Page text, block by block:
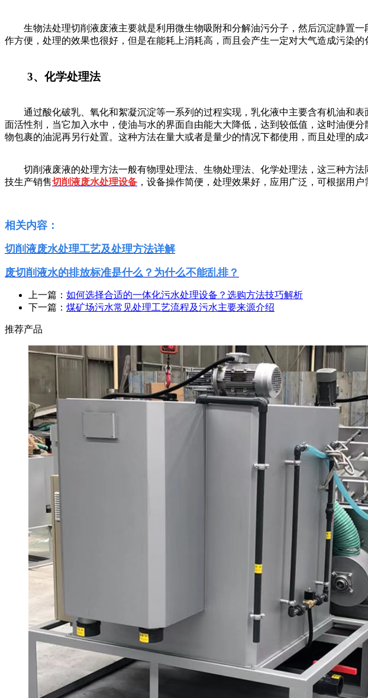
生物法处理切削液废液主要就是利用微生物吸附和分解油污分子，然后沉淀静置一
作方便，处理的效果也很好，但是在能耗上消耗高，而且会产生一定对大气造成污染
3、化学处理法
通过酸化破乳、氧化和絮凝沉淀等一系列的过程实现，乳化液中主要含有机油和表
面活性剂，当它加入水中，使油与水的界面自由能大大降低，达到较低值，这时油便
物包裹的油泥再另行处置。这种方法在量大或者是量少的情况下都使用，而且处理的
切削液废液的处理方法一般有物理处理法、生物处理法、化学处理法，这三种方法
技生产销售切削液废水处理设备 ，设备操作简便，处理效果好，应用广泛，可根据用
相关内容：
切削液废水处理工艺及处理方法详解
废切削液水的排放标准是什么？为什么不能乱排？
上一篇： 如何选择合适的一体化污水处理设备？选购方法技巧解析
下一篇： 煤矿场污水常见处理工艺流程及污水主要来源介绍
推荐产品